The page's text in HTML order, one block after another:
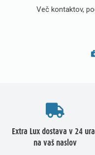
Več kontaktov,
Extra Lux dostava v 24
na vaš naslov